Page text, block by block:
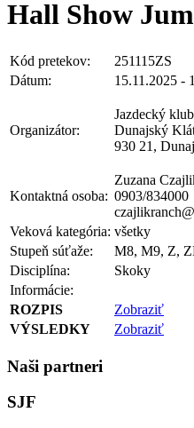
Hall Show
Kód pretekov:
251115ZS
Dátum:
15.11.2025 -
Organizátor:
Jazdecký
Dunajský
930 21,
Kontaktná osoba:
Zuzana
0903/834000
Veková kategória: všetky
Stupeň súťaže:
M8, M9, Z,
Disciplína:
Skoky
Informácie:
ROZPIS
Zobraziť
VÝSLEDKY
Zobraziť
Naši partneri
SJF